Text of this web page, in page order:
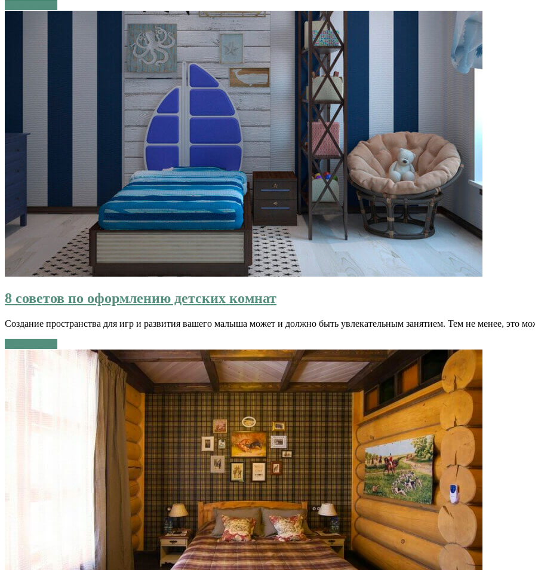
8 советов по оформлению детских комнат
Создание пространства для игр и развития вашего малыша может и должно быть увлекательным занятием. Тем не менее, это